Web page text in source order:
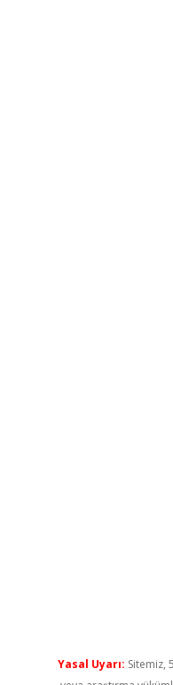
Yasal Uyarı: Sitemiz,